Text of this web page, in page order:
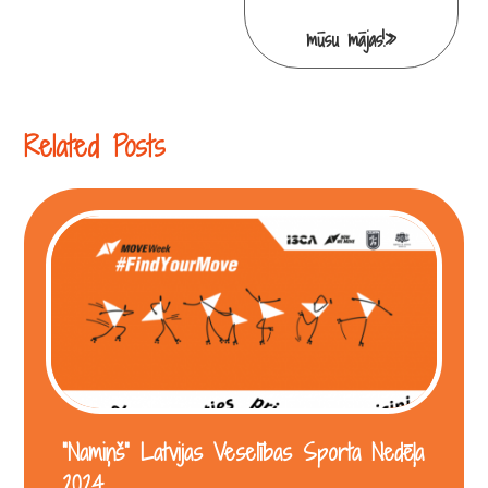
mūsu mājas!»
Related Posts
“Namiņš” Latvijas Veselības Sporta Nedēļa